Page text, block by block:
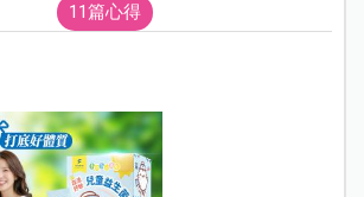
11篇心得